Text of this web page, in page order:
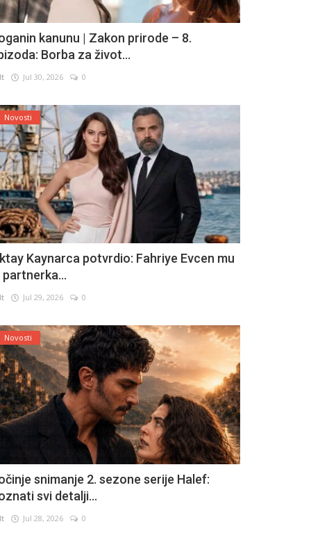
kanunu | Zakon prirode – 8.
Borba za život...
Jul 30, 2026 0
Novosti
Kaynarca potvrdio: Fahriye Evcen mu
partnerka...
Jul 29, 2026 0
Novosti
snimanje 2. sezone serije Halef:
svi detalji...
Jul 28, 2026 0